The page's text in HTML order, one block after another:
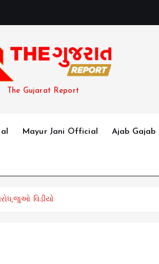
The Gujarat Report
Mayur Jani Official Ajab Gajab
વિડીયો